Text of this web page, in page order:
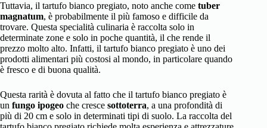
Tuttavia, il tartufo bianco pregiato, noto anche come tuber
magnatum, è probabilmente il più famoso e difficile da
trovare. Questa specialità culinaria è raccolta solo in
determinate zone e solo in poche quantità, il che rende il
prezzo molto alto. Infatti, il tartufo bianco pregiato è uno dei
prodotti alimentari più costosi al mondo, in particolare quando
è fresco e di buona qualità.
Questa rarità è dovuta al fatto che il tartufo bianco pregiato è
un fungo ipogeo che cresce sottoterra, a una profondità di
più di 20 cm e solo in determinati tipi di suolo. La raccolta del